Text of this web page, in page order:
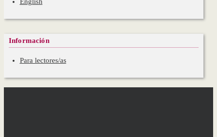
Información
Para lectores/as